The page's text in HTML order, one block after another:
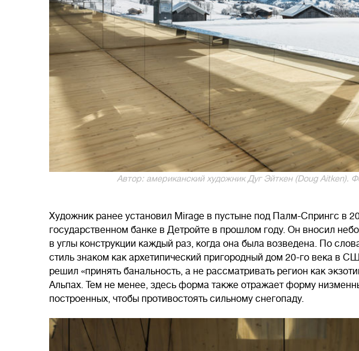
Автор: американский художник Дуг Эйткен (Doug Aitken).
Художник ранее установил Mirage в пустыне под Палм-Спрингс в
государственном банке в Детройте в прошлом году. Он вносил
в углы конструкции каждый раз, когда она была возведена. По
стиль знаком как архетипический пригородный дом 20-го века в
решил «принять банальность, а не рассматривать регион как
Альпах. Тем не менее, здесь форма также отражает форму
построенных, чтобы противостоять сильному снегопаду.